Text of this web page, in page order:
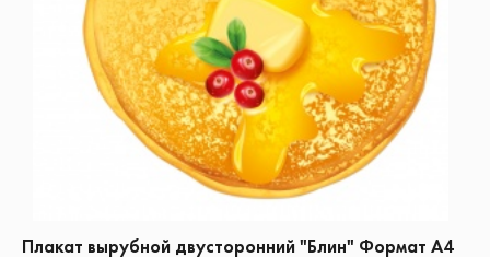
Плакат вырубной двусторонний "Блин" Формат А4